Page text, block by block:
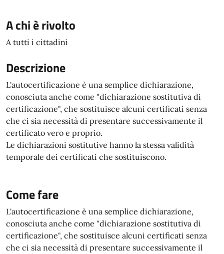
A chi è rivolto
A tutti i cittadini
Descrizione
L'autocertificazione è una semplice dichiarazione,
conosciuta anche come "dichiarazione sostitutiva di
certificazione", che sostituisce alcuni certificati senza
che ci sia necessità di presentare successivamente il
certificato vero e proprio.
Le dichiarazioni sostitutive hanno la stessa validità
temporale dei certificati che sostituiscono.
Come fare
L'autocertificazione è una semplice dichiarazione,
conosciuta anche come "dichiarazione sostitutiva di
certificazione", che sostituisce alcuni certificati senza
che ci sia necessità di presentare successivamente il